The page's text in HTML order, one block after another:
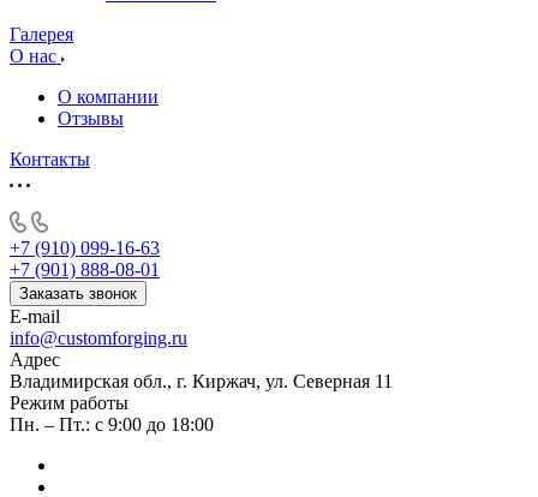
Галерея
О нас
О компании
Отзывы
Контакты
+7 (910) 099-16-63
+7 (901) 888-08-01
Заказать звонок
E-mail
info@customforging.ru
Адрес
Владимирская обл., г. Киржач, ул. Северная 11
Режим работы
Пн. – Пт.: с 9:00 до 18:00